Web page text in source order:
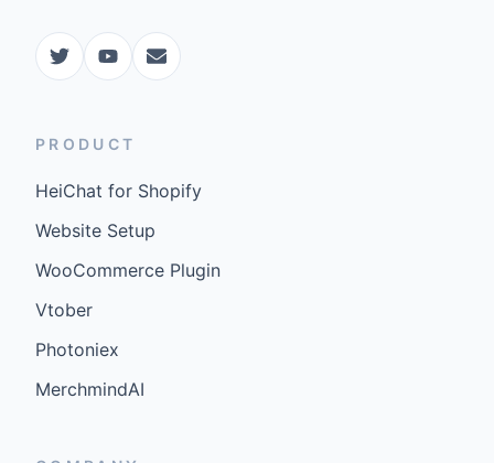
PRODUCT
HeiChat for Shopify
Website Setup
WooCommerce Plugin
Vtober
Photoniex
MerchmindAI